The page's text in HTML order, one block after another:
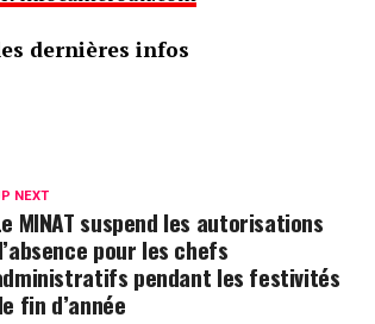
dernières infos
NEXT
MINAT suspend les autorisations
pour les chefs
pendant les festivités
fin d’année